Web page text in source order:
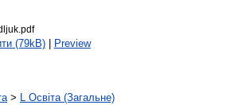
(79kB)| Preview
> L Освіта (Загальне)